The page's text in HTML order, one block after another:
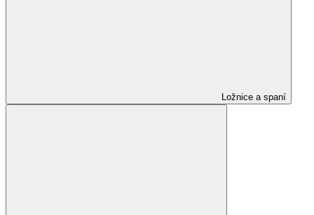
Ložnice a spaní